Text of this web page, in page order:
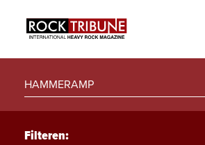
Filteren: